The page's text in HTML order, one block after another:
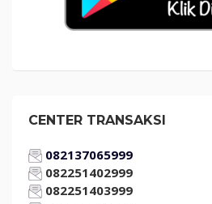
CENTER TRANSAKSI
082137065999
082251402999
082251403999